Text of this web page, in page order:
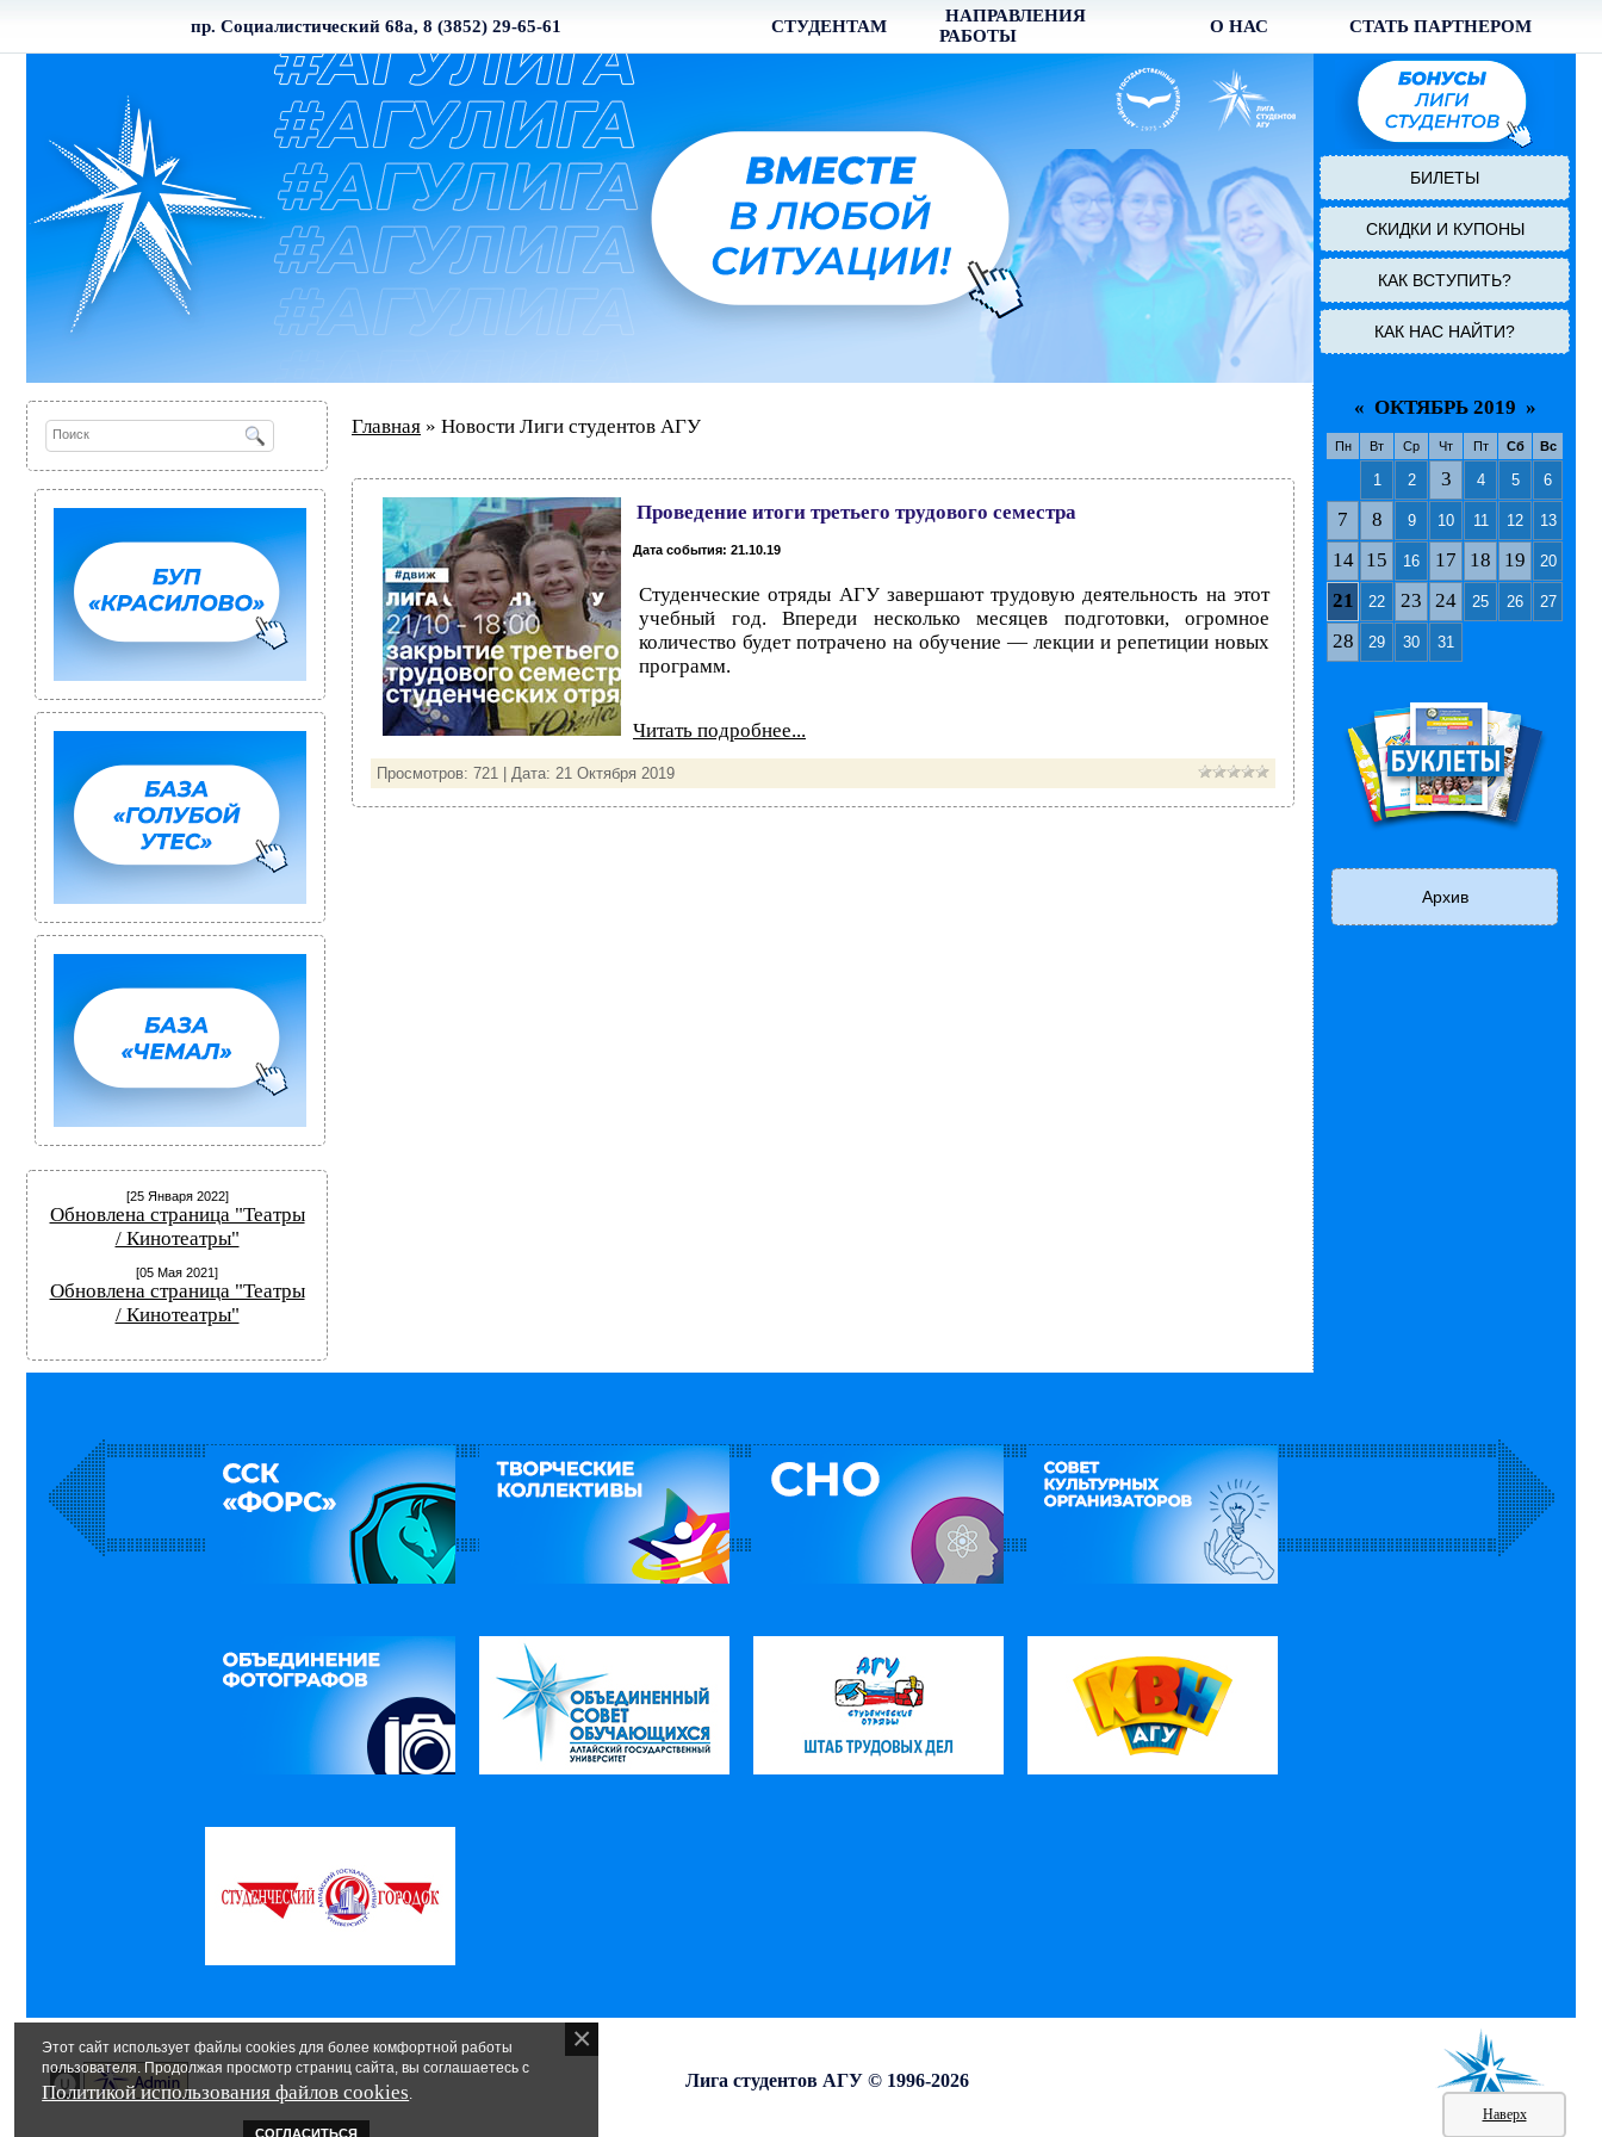
пр. Социалистический 68а, 8 (3852) 29-65-61 СТУДЕНТАМ
НАПРАВЛЕНИЯ
РАБОТЫ
О НАС СТАТЬ ПАРТНЕРОМ
БИЛЕТЫ
СКИДКИ И КУПОНЫ
КАК ВСТУПИТЬ?
КАК НАС НАЙТИ?
[25 Января 2022]
Обновлена страница "Театры
/ Кинотеатры"
[05 Мая 2021]
Обновлена страница "Театры
/ Кинотеатры"
Главная » Новости Лиги студентов АГУ
Проведение итоги третьего трудового семестра
Дата события: 21.10.19
Студенческие отряды АГУ завершают трудовую деятельность на этот
учебный год. Впереди несколько месяцев подготовки, огромное
количество будет потрачено на обучение — лекции и репетиции новых
программ.
Читать подробнее...
Просмотров: 721 | Дата: 21 Октября 2019
« ОКТЯБРЬ 2019 »
Пн Вт Ср Чт Пт Сб Вс
1 2 3 4 5 6
7 8 9 10 11 12 13
14 15 16 17 18 19 20
21 22 23 24 25 26 27
28 29 30 31
Архив
Лига студентов АГУ © 1996-2026
Наверх
Этот сайт использует файлы cookies для более комфортной работы
пользователя. Продолжая просмотр страниц сайта, вы соглашаетесь с
Политикой использования файлов cookies
СОГЛАСИТЬСЯ